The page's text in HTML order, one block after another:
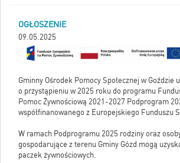
oficjalnymi
gminy oraz
fundusze
gospodarki
Prywatne firmy i
OGŁOSZENIE
09.05.2025
Gminny Ośrodek Pomocy Społecznej w Goździe
o przystąpieniu w 2025 roku do programu
Pomoc Żywnościową 2021-2027 Podprogram
współfinanowanego z Europejskiego Funduszu
W ramach Podprogramu 2025 rodziny oraz
gospodarujące z terenu Gminy Gózd mogą
paczek żywnościowych.